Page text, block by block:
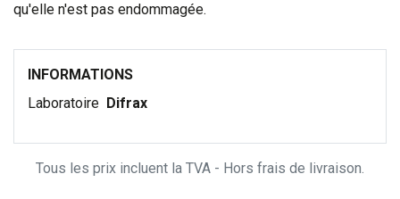
qu'elle n'est pas endommagée.
INFORMATIONS
Laboratoire Difrax
Tous les prix incluent la TVA - Hors frais de livraison.